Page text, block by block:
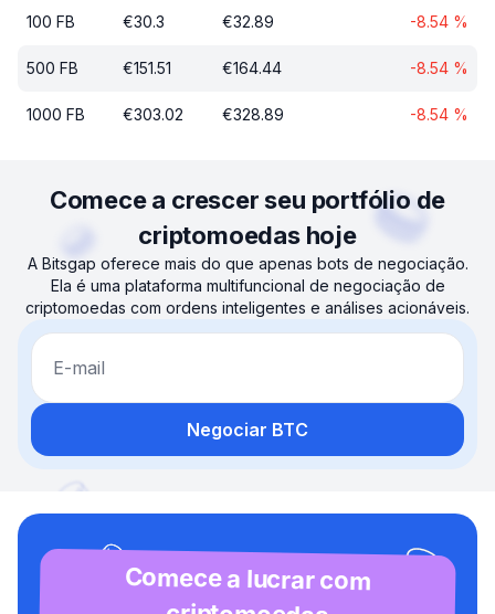
100 FB €30.3 €32.89 -8.54 %
500 FB €151.51 €164.44 -8.54 %
1000 FB €303.02 €328.89 -8.54 %
Comece a crescer seu portfólio de
criptomoedas hoje
A Bitsgap oferece mais do que apenas bots de negociação.
Ela é uma plataforma multifuncional de negociação de
criptomoedas com ordens inteligentes e análises acionáveis.
E-mail
Negociar BTC
Comece a lucrar com